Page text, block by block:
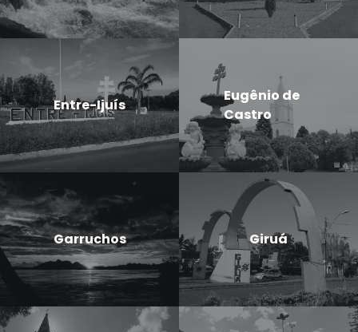
Entre-Ijuís
Eugênio de
Castro
Garruchos Giruá